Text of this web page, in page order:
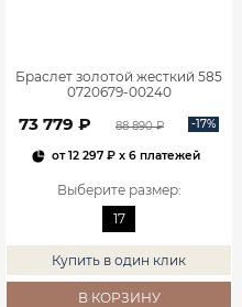
Браслет золотой жесткий 585
0720679-00240
73 779 ₽ 88 890 ₽ -17%
от12 297 ₽x 6 платежей
Выберите размер:
17
Купить в один клик
В КОРЗИНУ